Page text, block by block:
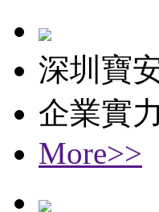
深圳寶
企業實
More>>